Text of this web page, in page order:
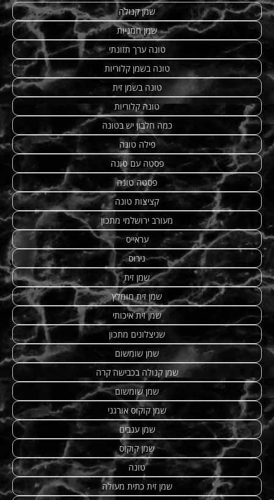
שמן קנולה
שמן חמניות
טונה ערך תזונתי
טונה בשמן קלוריות
טונה בשמן זית
טונה קלוריות
כמה חלבון יש בטונה
פילה טונה
פסטה עם טונה
פסטה טונה
קציצות טונה
מעורב ירושלמי מתכון
עראייס
גירוס
שמן זית
שמן זית מומלץ
שמן זית איכותי
שניצלונים מתכון
שמן שומשום
שמן קנולה בכבישה קרה
שמן שומשום
שמן קוקוס אורגני
שמן ענבים
שמן קוקוס
טונה
שמן זית כתית מעולה